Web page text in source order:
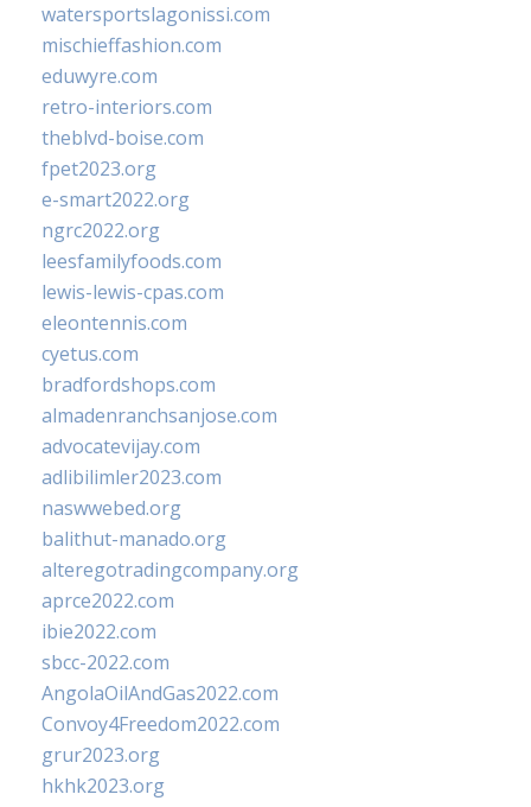
watersportslagonissi.com
mischieffashion.com
eduwyre.com
retro-interiors.com
theblvd-boise.com
fpet2023.org
e-smart2022.org
ngrc2022.org
leesfamilyfoods.com
lewis-lewis-cpas.com
eleontennis.com
cyetus.com
bradfordshops.com
almadenranchsanjose.com
advocatevijay.com
adlibilimler2023.com
naswwebed.org
balithut-manado.org
alteregotradingcompany.org
aprce2022.com
ibie2022.com
sbcc-2022.com
AngolaOilAndGas2022.com
Convoy4Freedom2022.com
grur2023.org
hkhk2023.org